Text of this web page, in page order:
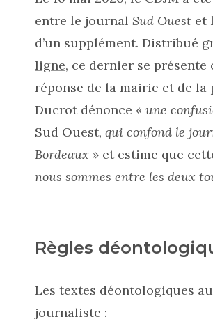
entre le journal Sud Ouest et
d’un supplément. Distribué
ligne, ce dernier se
réponse de la mairie et de la
Ducrot dénonce « une
Sud Ouest, qui confond le
Bordeaux » et estime que
nous sommes entre les deux
Règles
Les textes déontologiques
journaliste :